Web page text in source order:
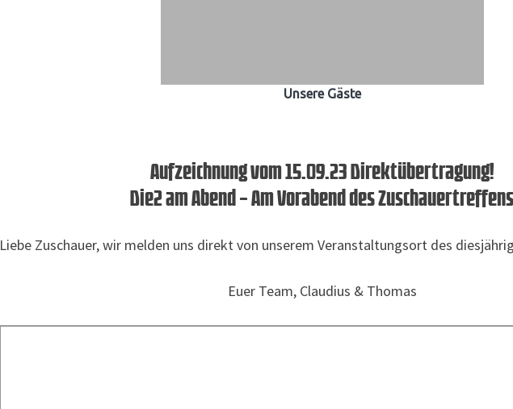
Unsere Gäste
Aufzeichnung vom 15.09.23 Direktübertragung!
Die2 am Abend – Am Vorabend des Zuschauertreffens
Liebe Zuschauer, wir melden uns direkt von unserem Veranstaltungsort des
Euer Team, Claudius & Thomas